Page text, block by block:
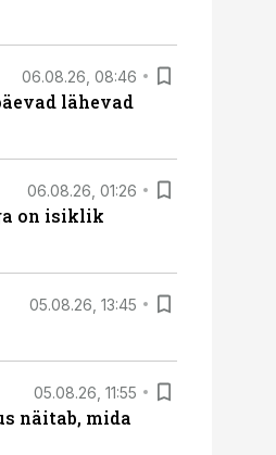
06.08.26, 08:46
lähevad
06.08.26, 01:26
on isiklik
05.08.26, 13:45
05.08.26, 11:55
näitab, mida